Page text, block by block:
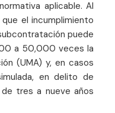
aplicable. Al
el incumplimiento
puede
a 50,000 veces la
(UMA) y, en casos
en delito de
tres a nueve años